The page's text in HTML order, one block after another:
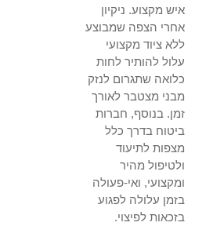
איש מקצוע. ניקיון
אחרי הצפה שמבוצע
ללא ציוד מקצועי
עלול להותיר לחות
כלואה שתגרום לנזק
מבני מצטבר לאורך
זמן. בנוסף, חברות
ביטוח בדרך כלל
מצפות לתיעוד
ולטיפול מהיר
ומקצועי, ואי-פעולה
בזמן עלולה לפגוע
בזכאות לפיצוי.